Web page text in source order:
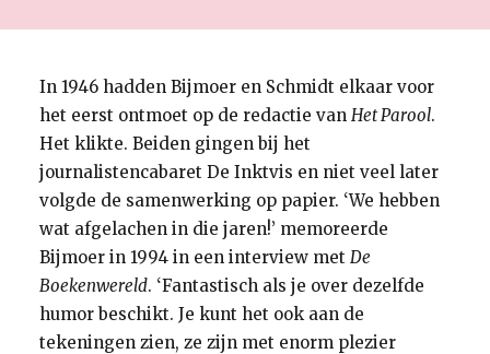
In 1946 hadden Bijmoer en Schmidt elkaar voor
het eerst ontmoet op de redactie van Het Parool.
Het klikte. Beiden gingen bij het
journalistencabaret De Inktvis en niet veel later
volgde de samenwerking op papier. ‘We hebben
wat afgelachen in die jaren!’ memoreerde
Bijmoer in 1994 in een interview met De
Boekenwereld. ‘Fantastisch als je over dezelfde
humor beschikt. Je kunt het ook aan de
tekeningen zien, ze zijn met enorm plezier